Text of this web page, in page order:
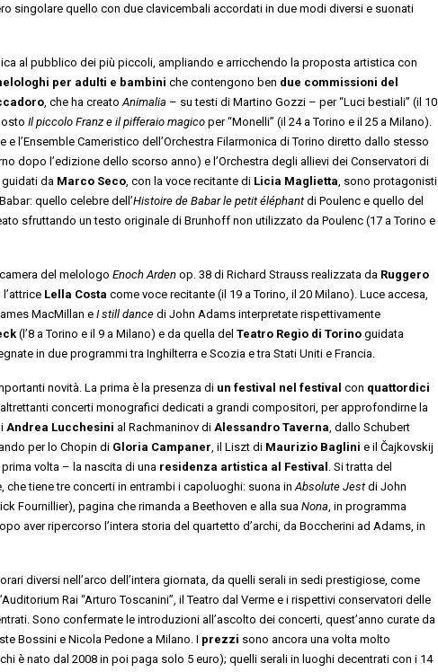
singolare quello con due clavicembali accordati in due modi diversi e suonati
al pubblico dei più piccoli, ampliando e arricchendo la proposta artistica con
per adulti e bambini che contengono ben due commissioni del
, che ha creato Animalia – su testi di Martino Gozzi – per “Luci bestiali” (il 10
Il piccolo Franz e il pifferaio magico per “Monelli” (il 24 a Torino e il 25 a Milano).
e l’Ensemble Cameristico dell’Orchestra Filarmonica di Torino diretto dallo stesso
dopo l’edizione dello scorso anno) e l’Orchestra degli allievi dei Conservatori di
guidati da Marco Seco , con la voce recitante di Licia Maglietta , sono protagonisti
quello celebre dell’Histoire de Babar le petit éléphantdi Poulenc e quello del
sfruttando un testo originale di Brunhoff non utilizzato da Poulenc (17 a Torino e
del melologo Enoch Arden op. 38 di Richard Strauss realizzata da Ruggero
Lella Costa come voce recitante (il 19 a Torino, il 20 Milano). Luce accesa,
MacMillan e I still dance di John Adams interpretate rispettivamente
(l’8 a Torino e il 9 a Milano) e da quella del Teatro Regio di Torino guidata
in due programmi tra Inghilterra e Scozia e tra Stati Uniti e Francia.
novità. La prima è la presenza di un festival nel festival con quattordici
concerti monografici dedicati a grandi compositori, per approfondirne la
Andrea Lucchesini al Rachmaninov di Alessandro Taverna , dallo Schubert
per lo Chopin di Gloria Campaner , il Liszt di Maurizio Baglini e il Čajkovskij
prima volta – la nascita di una residenza artistica al Festival
. Si tratta del
che tiene tre concerti in entrambi i capoluoghi: suona in Absolute Jestdi John
Fournillier), pagina che rimanda a Beethoven e alla sua Nona , in programma
aver ripercorso l’intera storia del quartetto d’archi, da Boccherini ad Adams, in
diversi nell’arco dell’intera giornata, da quelli serali in sedi prestigiose, come
Rai “Arturo Toscanini”, il Teatro dal Verme e i rispettivi conservatori delle
Sono confermate le introduzioni all’ascolto dei concerti, quest’anno curate da
Bossini e Nicola Pedone a Milano. I prezzi sono ancora una volta molto
è nato dal 2008 in poi paga solo 5 euro); quelli serali in luoghi decentrati con i 14